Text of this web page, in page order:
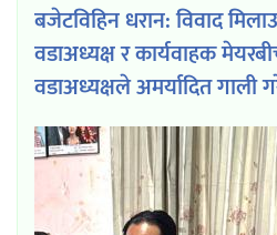
बजेटविहिन धरान: विवाद
वडाअध्यक्ष र कार्यवाहक
वडाअध्यक्षले अमर्यादित गाली